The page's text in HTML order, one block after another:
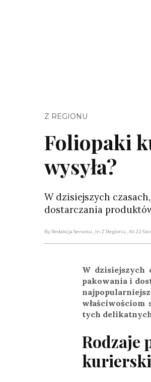
Z REGIONU
Foliopaki
wysyła?
W dzisiejszych
dostarczania
By Redakcja Serwisu , In Z Regionu , At 22
W dzisiejszych
pakowania i
tych
Rodzaje